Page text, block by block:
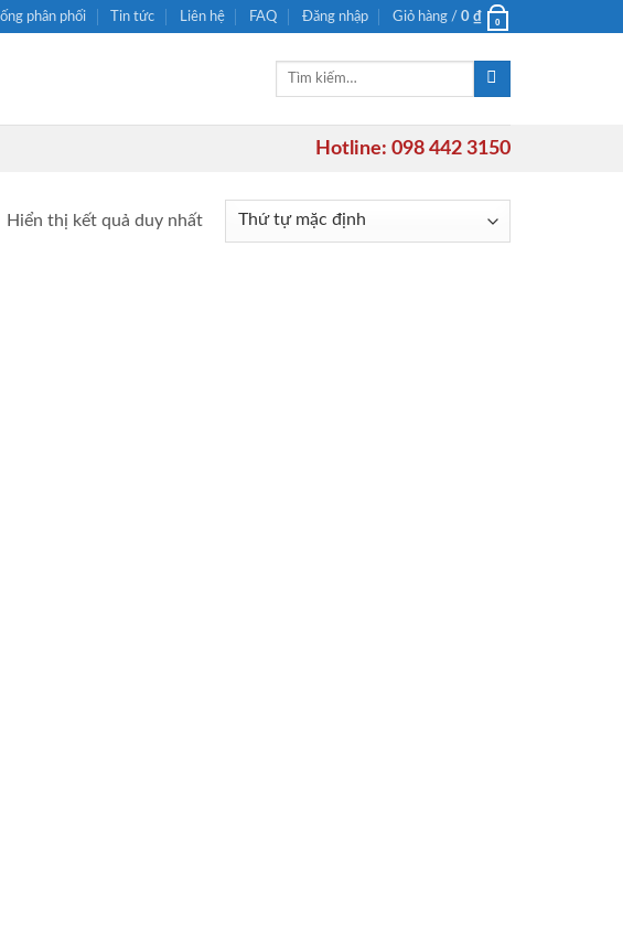
phân phối Tin tức Liên hệ FAQ Đăng nhập Giỏ hàng / 0 ₫ 0
Tìm
Hotline: 098 442 3150
Hiển thị kết quả duy nhất